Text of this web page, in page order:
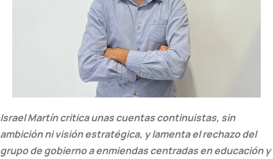
Israel Martín critica unas cuentas continuistas, sin
ambición ni visión estratégica, y lamenta el rechazo del
grupo de gobierno a enmiendas centradas en educación y